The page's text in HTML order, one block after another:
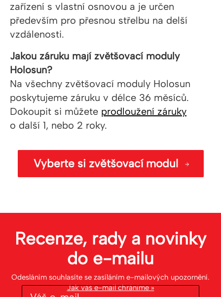
zařízení s vlastní osnovou a je určen
především pro přesnou střelbu na delší
vzdálenosti.
Jakou záruku mají zvětšovací moduly
Holosun?
Na všechny zvětšovací moduly Holosun
poskytujeme záruku v délce 36 měsíců.
Dokoupit si můžete prodloužení záruky
o další 1, nebo 2 roky.
Vyberte si zvětšovací modul
Recenze, rady a novinky
do e-mailu
Odesláním souhlasíte se zasíláním e-mailových upozornění.
Jak váš e-mail chráníme »